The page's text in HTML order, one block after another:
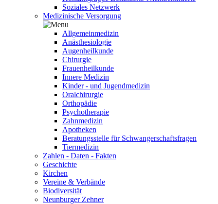
Soziales Netzwerk
Medizinische Versorgung
Allgemeinmedizin
Anästhesiologie
Augenheilkunde
Chirurgie
Frauenheilkunde
Innere Medizin
Kinder - und Jugendmedizin
Oralchirurgie
Orthopädie
Psychotherapie
Zahnmedizin
Apotheken
Beratungsstelle für Schwangerschaftsfragen
Tiermedizin
Zahlen - Daten - Fakten
Geschichte
Kirchen
Vereine & Verbände
Biodiversität
Neunburger Zehner